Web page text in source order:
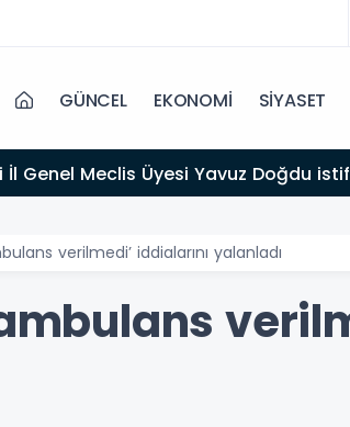
GÜNCEL EKONOMİ SİYASET
İl Genel Meclis Üyesi Yavuz Doğdu
verilmedi’ iddialarını yalanladı